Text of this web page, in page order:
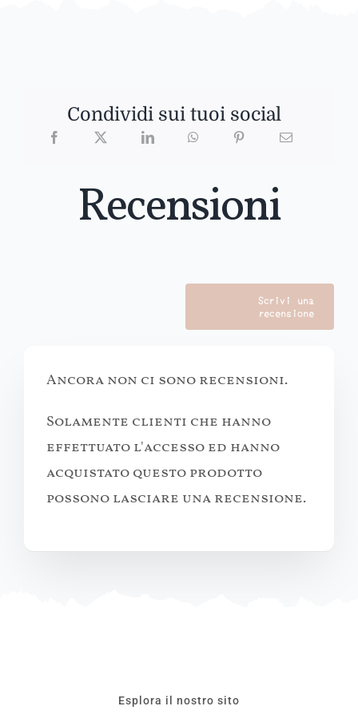
Condividi sui tuoi social
Recensioni
Scrivi una
recensione
Ancora non ci sono recensioni.
Solamente clienti che hanno
effettuato l'accesso ed hanno
acquistato questo prodotto
possono lasciare una recensione.
Esplora il nostro sito